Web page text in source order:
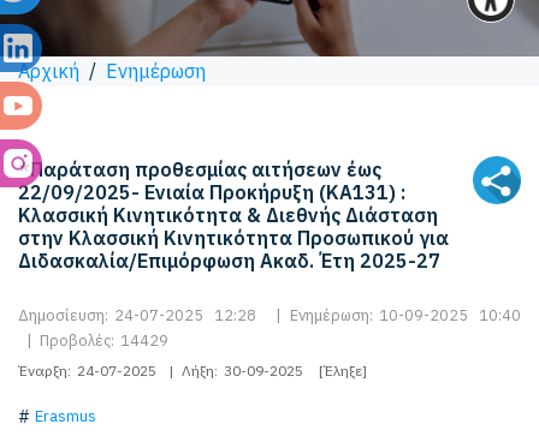
Αρχική / Ενημέρωση
*Παράταση προθεσμίας αιτήσεων έως
22/09/2025- Eνιαία Προκήρυξη (ΚΑ131) :
Κλασσική Κινητικότητα & Διεθνής Διάσταση
στην Κλασσική Κινητικότητα Προσωπικού για
Διδασκαλία/Επιμόρφωση Ακαδ. Έτη 2025-27
Δημοσίευση: 24-07-2025 12:28 | Ενημέρωση: 10-09-2025 10:40
| Προβολές: 14429
Έναρξη: 24-07-2025 | Λήξη: 30-09-2025 [Έληξε]
Erasmus